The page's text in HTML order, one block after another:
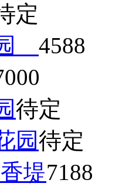
定
4588
待定
园待定
堤7188